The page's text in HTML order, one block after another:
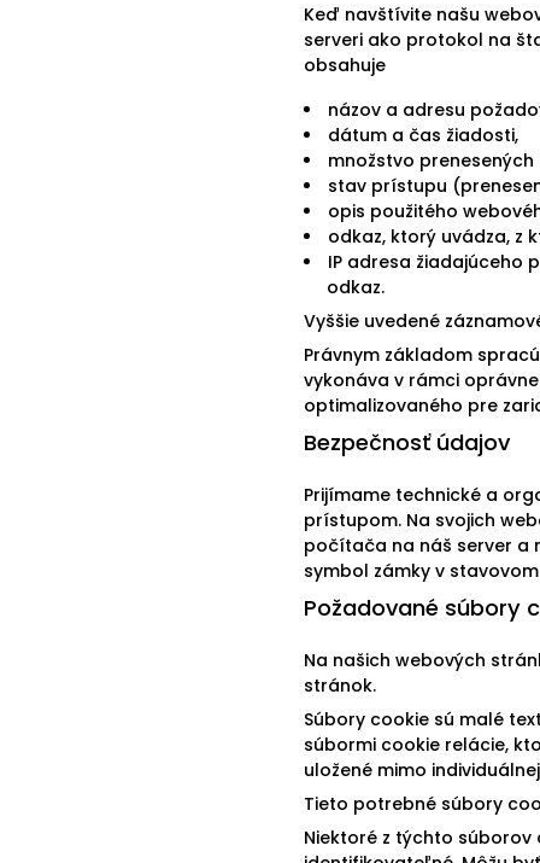
Keď navštívite našu
serveri ako protokol na
obsahuje
názov a adresu
dátum a čas žiadosti,
množstvo prenesených
stav prístupu
opis použitého
odkaz, ktorý uvádza, z
IP adresa žiadajúceho
odkaz.
Vyššie uvedené
Právnym základom
vykonáva v rámci
optimalizovaného pre
Bezpečnosť údajov
Prijímame technické a
prístupom. Na svojich
počítača na náš server a
symbol zámky v
Požadované súbory
Na našich webových
stránok.
Súbory cookie sú malé
súbormi cookie relácie,
uložené mimo
Tieto potrebné súbory
Niektoré z týchto